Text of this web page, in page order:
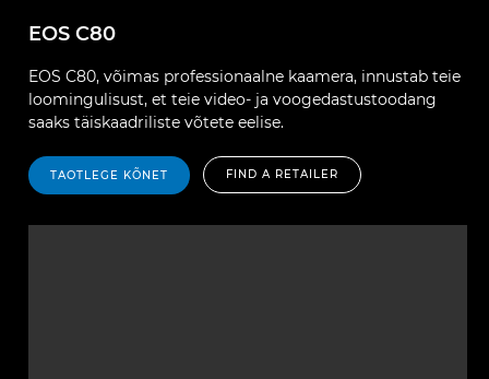
EOS C80
EOS C80, võimas professionaalne kaamera, innustab teie
loomingulisust, et teie video- ja voogedastustoodang
saaks täiskaadriliste võtete eelise.
TAOTLEGE KÕNET FIND A RETAILER